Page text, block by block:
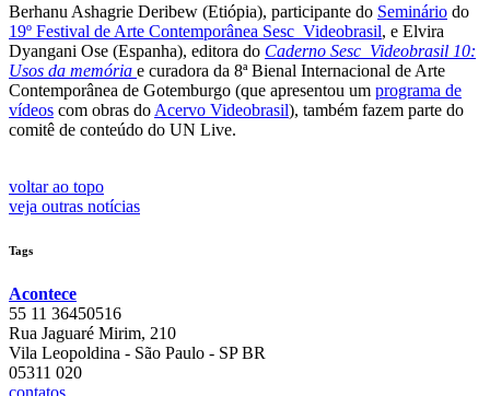
Berhanu Ashagrie Deribew (Etiópia), participante do Seminário do
19º Festival de Arte Contemporânea Sesc_Videobrasil, e Elvira
Dyangani Ose (Espanha), editora do Caderno Sesc_Videobrasil 10:
Usos da memória e curadora da 8ª Bienal Internacional de Arte
Contemporânea de Gotemburgo (que apresentou um programa de
vídeos com obras do Acervo Videobrasil), também fazem parte do
comitê de conteúdo do UN Live.
voltar ao topo
veja outras notícias
Tags
Acontece
55 11 36450516
Rua Jaguaré Mirim, 210
Vila Leopoldina - São Paulo - SP BR
05311 020
contatos